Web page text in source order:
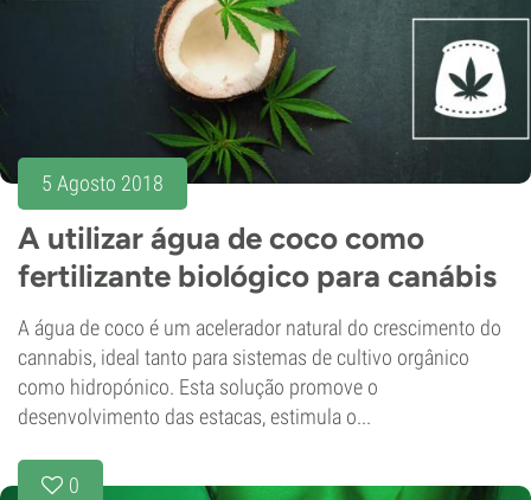
5 Agosto 2018
A utilizar água de coco como
fertilizante biológico para canábis
A água de coco é um acelerador natural do crescimento do
cannabis, ideal tanto para sistemas de cultivo orgânico
como hidropónico. Esta solução promove o
desenvolvimento das estacas, estimula o...
0